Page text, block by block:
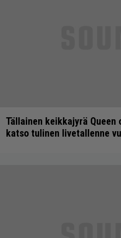
Tällainen keikkajyrä Queen
katso tulinen livetallenne